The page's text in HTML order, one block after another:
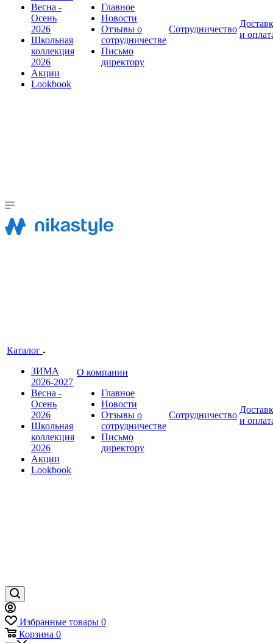
Весна -
Осень
2026
Школьная
коллекция
2026
Акции
Lookbook
Главное
Новости
Отзывы о
сотрудничестве
Письмо
директору
Сотрудничество
и
Каталог
ЗИМА
2026-2027
Весна -
Осень
2026
Школьная
коллекция
2026
Акции
Lookbook
О компании
Главное
Новости
Отзывы о
сотрудничестве
Письмо
директору
Сотрудничество
и
Избранные товары 0
Корзина 0